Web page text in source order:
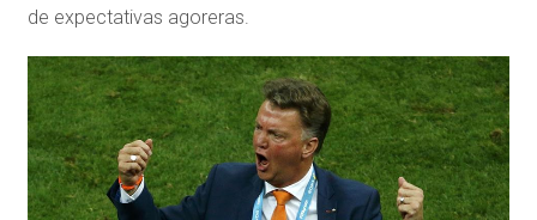
de expectativas agoreras.